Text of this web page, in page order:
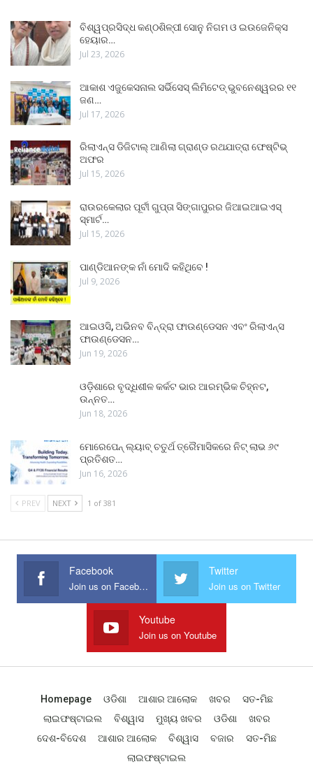
ବିଶ୍ୱପ୍ରସିଦ୍ଧ କଣ୍ଠଶିଳ୍ପୀ ସୋନୁ ନିଗମ ଓ ଇଉଜେନିକ୍ସ
ହେୟାର…
Jul 23, 2026
ଆକାଶ ଏଜୁକେସନାଲ ସର୍ଭିସେସ୍ ଲିମିଟେଡ୍ ଭୁବନେଶ୍ୱରର ୧୧
ଜଣ…
Jul 17, 2026
ରିଲାଏନ୍ସ ଡିଜିଟାଲ୍ ଆଣିଲା ଗ୍ରାଣ୍ଡ ରଥଯାତ୍ରା ଫେଷ୍ଟିଭ୍
ଅଫର
Jul 15, 2026
ରାଉରକେଲାର ପୂର୍ବୀ ଗୁପ୍ତା ସିଙ୍ଗାପୁରର ଜିଆଇଆଇଏସ୍
ସ୍ମାର୍ଟ…
Jul 15, 2026
ପାଣ୍ଡିଆନଙ୍କ ନାଁ ମୋଦି କହିଥିବେ !
Jul 9, 2026
ଆଇଓସି, ଅଭିନବ ବିନ୍ଦ୍ରା ଫାଉଣ୍ଡେସନ ଏବଂ ରିଲାଏନ୍ସ
ଫାଉଣ୍ଡେସନ…
Jun 19, 2026
ଓଡ଼ିଶାରେ ବୃଦ୍ଧିଶୀଳ କର୍କଟ ଭାର ଆରମ୍ଭିକ ଚିହ୍ନଟ,
ଉନ୍ନତ…
Jun 18, 2026
ମୋରେପେନ୍ ଲ୍ୟାବ୍ ଚତୁର୍ଥ ତ୍ରୈମାସିକରେ ନିଟ୍ ଲାଭ ୬୯
ପ୍ରତିଶତ…
Jun 16, 2026
PREV NEXT 1 of 381
Facebook
Join us on Facebook
Twitter
Join us on Twitter
Youtube
Join us on Youtube
Homepage ଓଡିଶା ଆଶାର ଆଲୋକ ଖବର
ସତ-ମିଛ
ଲାଇଫଷ୍ଟାଇଲ
ବିଶ୍ୱାସ ମୁଖ୍ୟ ଖବର ଓଡିଶା
ଖବର
ଦେଶ-ବିଦେଶ
ଆଶାର ଆଲୋକ ବିଶ୍ୱାସ ବଜାର
ସତ-ମିଛ
ଲାଇଫଷ୍ଟାଇଲ